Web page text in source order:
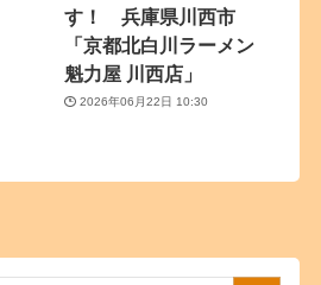
す！ 兵庫県川西市
「京都北白川ラーメン
魁力屋 川西店」
2026年06月22日 10:30